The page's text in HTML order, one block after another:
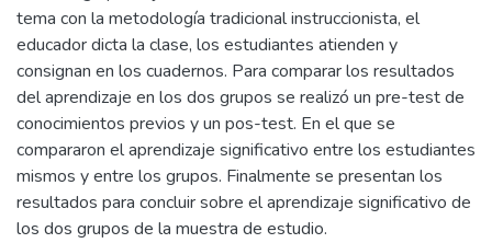
tema con la metodología tradicional instruccionista, el
educador dicta la clase, los estudiantes atienden y
consignan en los cuadernos. Para comparar los resultados
del aprendizaje en los dos grupos se realizó un pre-test de
conocimientos previos y un pos-test. En el que se
compararon el aprendizaje significativo entre los estudiantes
mismos y entre los grupos. Finalmente se presentan los
resultados para concluir sobre el aprendizaje significativo de
los dos grupos de la muestra de estudio.